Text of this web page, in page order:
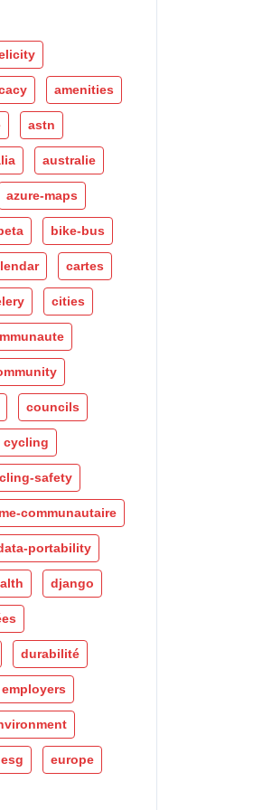
amenities
astn
australie
azure-maps
bike-bus
cartes
cities
councils
cycling
safety
communautaire
portability
django
durabilité
employers
esg europe